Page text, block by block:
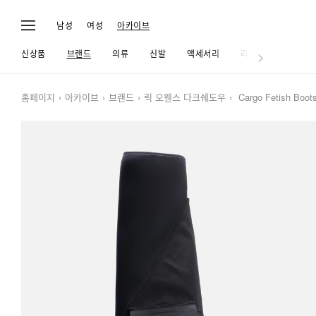
남성 여성 아카이브
신상품 브랜드 의류 신발 액세서리 라이프
홈페이지 아카이브 브랜드 릭 오웬스 다크쉐도우 Cargo Fetish